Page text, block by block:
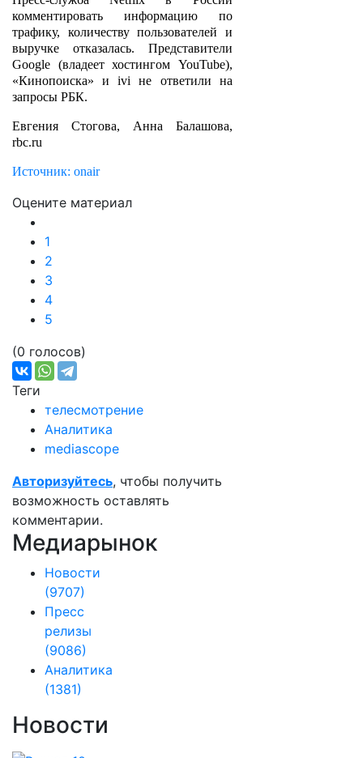
комментировать информацию по
трафику, количеству пользователей и
выручке отказалась. Представители
Google (владеет хостингом YouTube),
«Кинопоиска» и ivi не ответили на
запросы РБК.
Евгения Стогова, Анна Балашова,
rbc.ru
Источник: onair
Оцените материал
1
2
3
4
5
(0 голосов)
Теги
телесмотрение
Аналитика
mediascope
Авторизуйтесь, чтобы получить
возможность оставлять
комментарии.
Медиарынок
Новости
(9707)
Пресс
релизы
(9086)
Аналитика
(1381)
Новости